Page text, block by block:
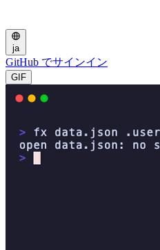
ja
GitHub でサインイン
GIF